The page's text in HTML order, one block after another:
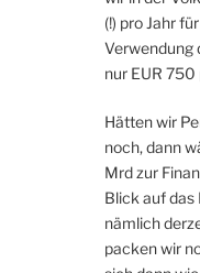
(!) pro Jahr
Verwendung
nur EUR 750
Hätten wir
noch, dann
Mrd zur
Blick auf das
nämlich
packen wir